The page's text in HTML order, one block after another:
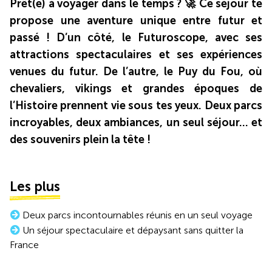
Prêt(e) à voyager dans le temps ? 🚀 Ce séjour te
propose une aventure unique entre futur et
passé ! D’un côté, le Futuroscope, avec ses
attractions spectaculaires et ses expériences
venues du futur. De l’autre, le Puy du Fou, où
chevaliers, vikings et grandes époques de
l’Histoire prennent vie sous tes yeux. Deux parcs
incroyables, deux ambiances, un seul séjour… et
des souvenirs plein la tête !
Les plus
Deux parcs incontournables réunis en un seul voyage
Un séjour spectaculaire et dépaysant sans quitter la
France